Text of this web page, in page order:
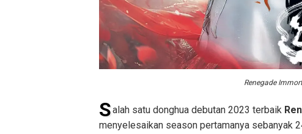
Renegade
Salah satu donghua debutan 2023 terbaik
menyelesaikan season pertamanya sebanyak